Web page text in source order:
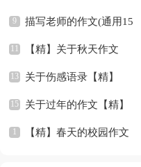
篇 描写老师的作文(通用15
篇) 【精】关于秋天作文
关于伤感语录【精】
关于过年的作文【精】
【精】春天的校园作文